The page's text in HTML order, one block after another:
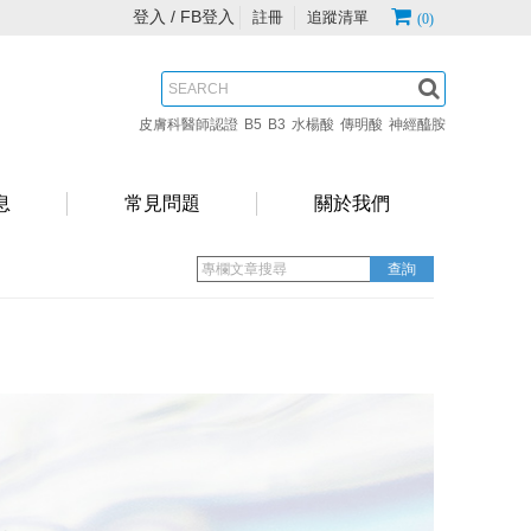
(0)
登入 / FB登入 註冊 追蹤清單
皮膚科醫師認證 B5 B3 水楊酸 傳明酸 神經醯胺
常見問題 關於我們